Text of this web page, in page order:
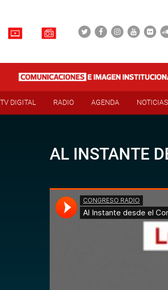
TV DIGITAL RADIO AGENDA NOTICIAS
AL INSTANTE